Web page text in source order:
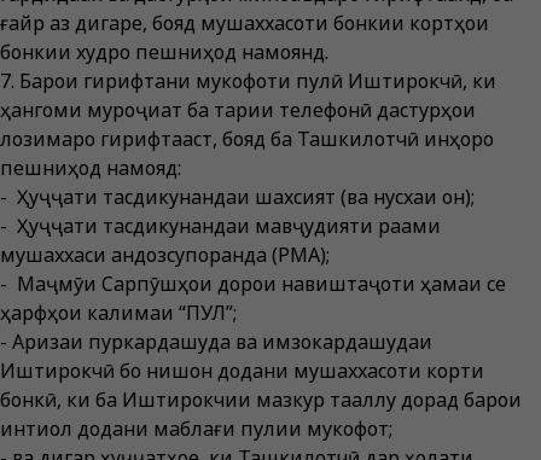
ғайр аз дигаре, бояд мушаххасоти бонкии кортҳои
бонкии худро пешниҳод намоянд.
7. Барои гирифтани мукофоти пулӣ Иштирокчӣ, ки
ҳангоми муроҷиат ба тариқи телефонӣ дастурҳои
лозимаро гирифтааст, бояд ба Ташкилотчӣ инҳоро
пешниҳод намояд:
- Ҳуҷҷати тасдиқкунандаи шахсият (ва нусхаи он);
- Ҳуҷҷати тасдиқкунандаи мавҷудияти рақами
мушаххаси андозсупоранда (РМА);
- Маҷмӯи Сарпӯшҳои дорои навиштаҷоти ҳамаи се
ҳарфҳои калимаи “ПУЛ”;
- Аризаи пуркардашуда ва имзокардашудаи
Иштирокчӣ бо нишон додани мушаххасоти корти
бонкӣ, ки ба Иштирокчии мазкур тааллуқ дорад барои
интиқол додани маблағи пулии мукофот;